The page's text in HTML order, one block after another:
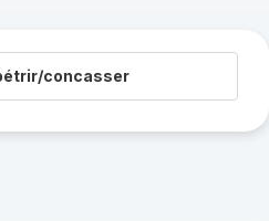
concasser